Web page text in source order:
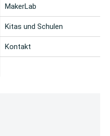
MakerLab
Kitas und Schulen
Kontakt